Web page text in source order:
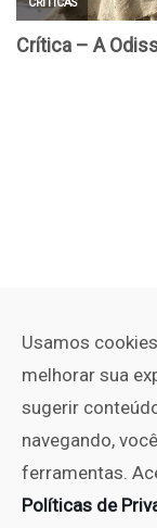
Usamos
melhorar sua
sugerir
navegando,
ferramentas.
Políticas de